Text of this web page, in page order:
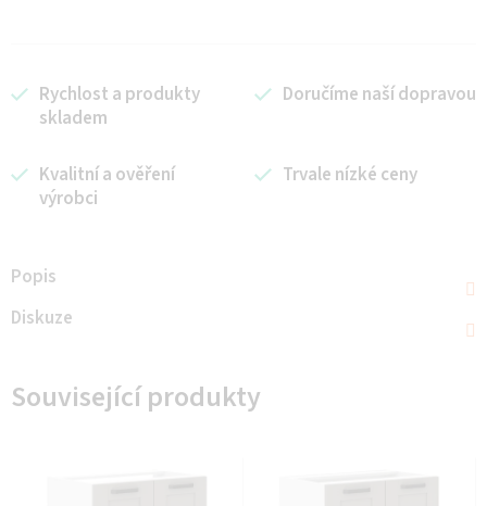
Rychlost a produkty
skladem
Doručíme naší dopravou
Kvalitní a ověření
výrobci
Trvale nízké ceny
Popis
Diskuze
Související produkty